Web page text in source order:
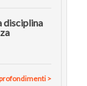
disciplina
>